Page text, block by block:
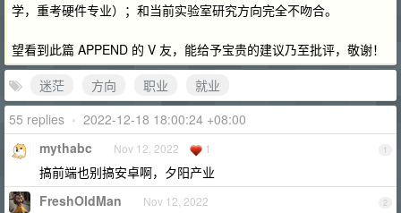
学，重考硬件专业）；和当前实验室研究方向完全不吻合。
望看到此篇 APPEND 的 V 友，能给予宝贵的建议乃至批评，敬谢！
迷茫
方向 职业
就业
55 replies • 2022-12-18 18:00:24 +08:00
1
mythabc Nov 12, 2022 1
搞前端也别搞安卓啊，夕阳产业
2
FreshOldMan Nov 12, 2022